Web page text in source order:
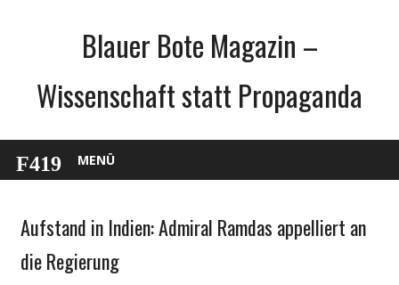
Blauer Bote Magazin –
Wissenschaft statt Propaganda
MENÜ
Gesellschaft
Aufstand in Indien: Admiral Ramdas appelliert an
die Regierung